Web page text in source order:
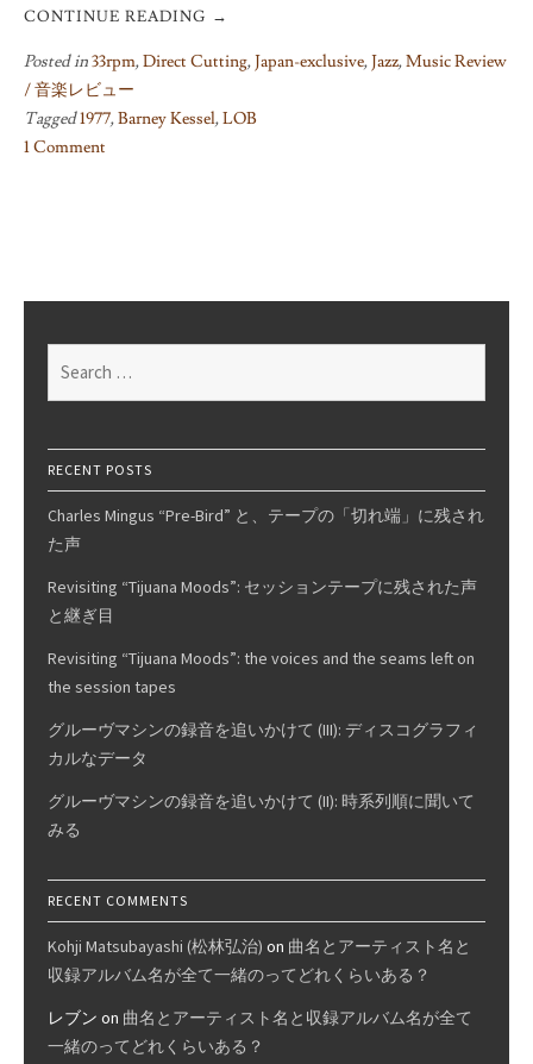
CONTINUE READING →
Posted in33rpm,Direct Cutting,Japan-exclusive,Jazz,Music Review
/ 音楽レビュー
Tagged1977,Barney Kessel,LOB
1 Comment
for:
RECENT POSTS
Charles Mingus “Pre-Bird” と、テープの「切れ端」に残され
た声
Revisiting “Tijuana Moods”: セッションテープに残された声
と継ぎ目
Revisiting “Tijuana Moods”: the voices and the seams left on
the session tapes
グルーヴマシンの録音を追いかけて (III): ディスコグラフィ
カルなデータ
グルーヴマシンの録音を追いかけて (II): 時系列順に聞いて
みる
RECENT COMMENTS
Kohji Matsubayashi (松林弘治) on 曲名とアーティスト名と
収録アルバム名が全て一緒のってどれくらいある？
レブン on 曲名とアーティスト名と収録アルバム名が全て
一緒のってどれくらいある？